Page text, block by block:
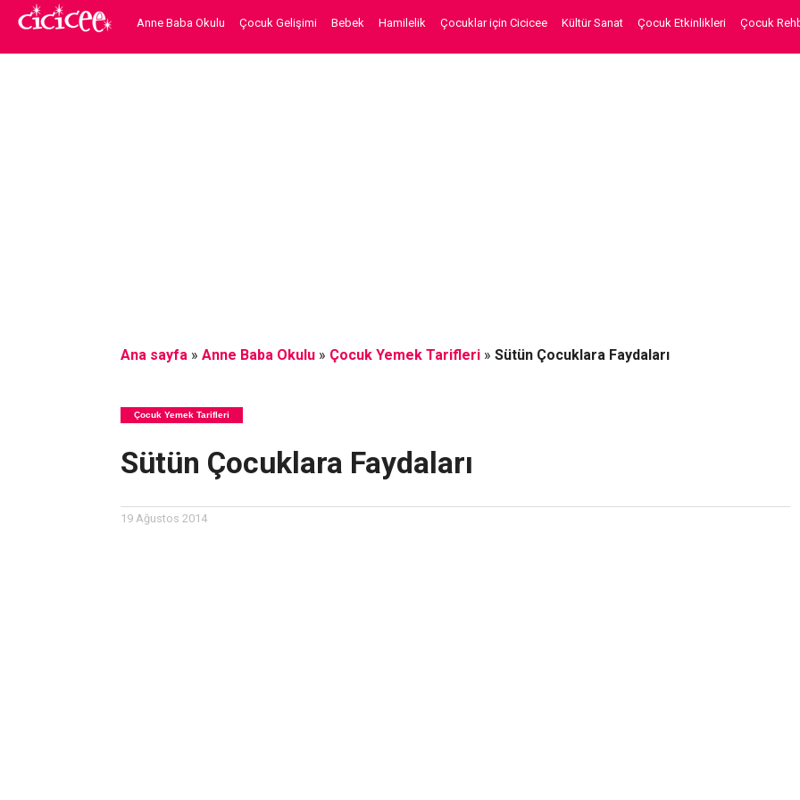
Anne Baba Okulu Çocuk Gelişimi Bebek Hamilelik Çocuklar için Cicicee Kültür Sanat Çocuk Etkinlikleri Çocuk
Ana sayfa» Anne Baba Okulu» Çocuk Yemek Tarifleri» Sütün Çocuklara Faydaları
Çocuk Yemek Tarifleri
Sütün Çocuklara Faydaları
19 Ağustos 2014